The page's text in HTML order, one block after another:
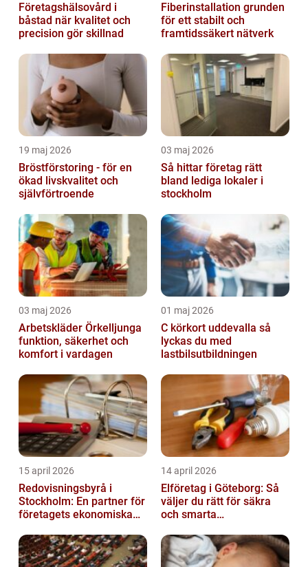
Företagshälsovård i
båstad när kvalitet och
precision gör skillnad
Fiberinstallation grunden
för ett stabilt och
framtidssäkert nätverk
19 maj 2026
Bröstförstoring - för en
ökad livskvalitet och
självförtroende
03 maj 2026
Så hittar företag rätt
bland lediga lokaler i
stockholm
03 maj 2026
Arbetskläder Örkelljunga
funktion, säkerhet och
komfort i vardagen
01 maj 2026
C körkort uddevalla så
lyckas du med
lastbilsutbildningen
15 april 2026
Redovisningsbyrå i
Stockholm: En partner för
företagets ekonomiska
14 april 2026
Elföretag i Göteborg: Så
väljer du rätt för säkra
och smarta